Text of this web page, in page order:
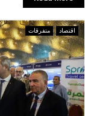
اقتصاد متفرقات